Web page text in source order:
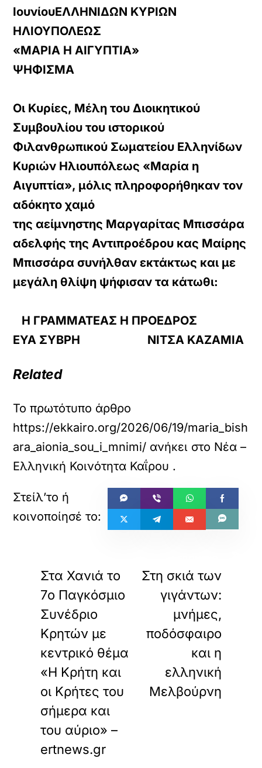
ΙουνίουΕΛΛΗΝΙΔΩΝ ΚΥΡΙΩΝ
ΗΛΙΟΥΠΟΛΕΩΣ
«ΜΑΡΙΑ Η ΑΙΓΥΠΤΙΑ»
ΨΗΦΙΣΜΑ
Οι Κυρίες, Μέλη του Διοικητικού
Συμβουλίου του ιστορικού
Φιλανθρωπικού Σωματείου Ελληνίδων
Κυριών Ηλιουπόλεως «Μαρία η
Αιγυπτία», μόλις πληροφορήθηκαν τον
αδόκητο χαμό
της αείμνηστης Μαργαρίτας Μπισσάρα
αδελφής της Αντιπροέδρου κας Μαίρης
Μπισσάρα συνήλθαν εκτάκτως και με
μεγάλη θλίψη ψήφισαν τα κάτωθι:
Η ΓΡΑΜΜΑΤΕΑΣ Η ΠΡΟΕΔΡΟΣ
ΕΥΑ ΣΥΒΡΗ ΝΙΤΣΑ ΚΑΖΑΜΙΑ
Related
Το πρωτότυπο άρθρο
https://ekkairo.org/2026/06/19/maria_bish
ara_aionia_sou_i_mnimi/ ανήκει στο Νέα –
Ελληνική Κοινότητα Καΐρου .
Στα Χανιά το
7ο Παγκόσμιο
Συνέδριο
Κρητών με
κεντρικό θέμα
«Η Κρήτη και
οι Κρήτες του
σήμερα και
του αύριο» –
ertnews.gr
Στη σκιά των
γιγάντων:
μνήμες,
ποδόσφαιρο
και η
ελληνική
Μελβούρνη